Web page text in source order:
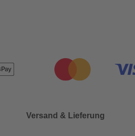
Versand & Lieferung